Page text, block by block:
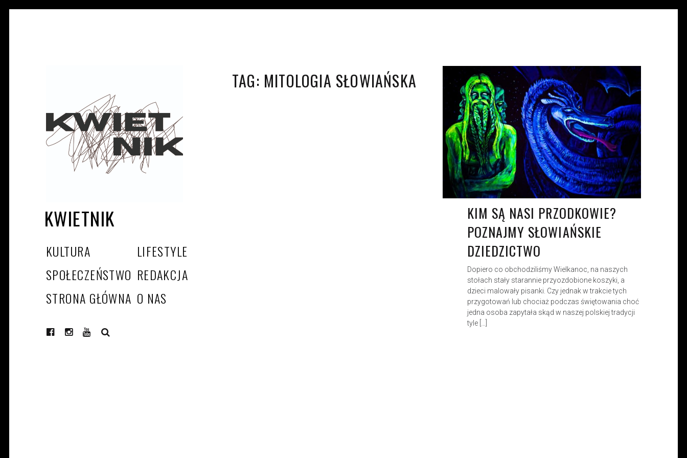
KWIETNIK
KULTURA
LIFESTYLE
SPOŁECZEŃSTWO REDAKCJA
STRONA GŁÓWNA O NAS
TAG: MITOLOGIA SŁOWIAŃSKA KAROLINA KRAWCZYŃSKA KW. 14, 2021
KIM SĄ NASI PRZODKOWIE?
POZNAJMY SŁOWIAŃSKIE
DZIEDZICTWO
Dopiero co obchodziliśmy Wielkanoc, na naszych
stołach stały starannie przyozdobione koszyki, a
dzieci malowały pisanki. Czy jednak w trakcie tych
przygotowań lub chociaż podczas świętowania choć
jedna osoba zapytała skąd w naszej polskiej tradycji
tyle […]